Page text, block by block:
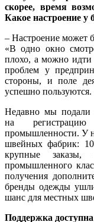
скорее, время
Какое настроение у
– Настроение может
«В одно окно
плохо, а можно идти
проблем у
стороны, и поле
успешно пользуются.
Недавно мы
на регистрацию
промышленности. У
швейных фабрик:
крупные заказы,
промышленного
получения
бренды одежды
шанс для местных
Поддержка доступна